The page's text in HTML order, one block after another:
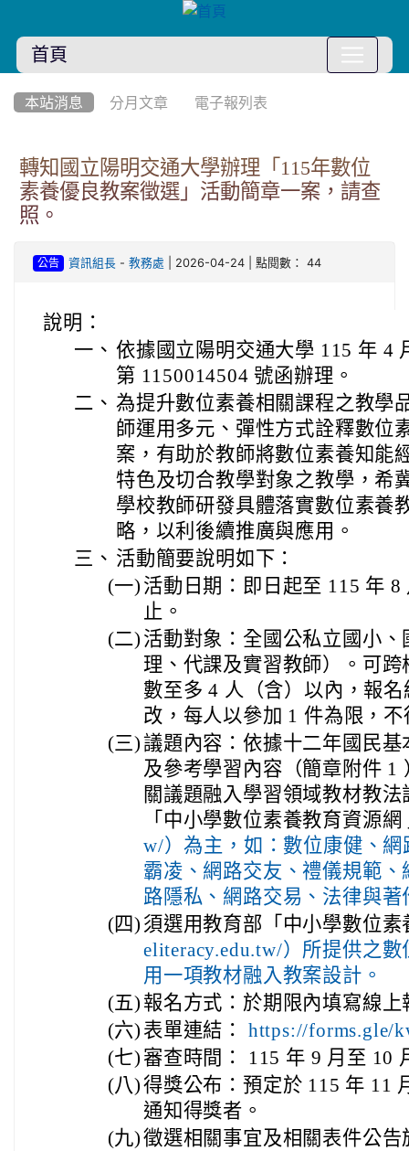
首頁
本站消息 分月文章 電子報列表
轉知國立陽明交通大學辦理「115年數位
素養優良教案徵選」活動簡章一案，請查
照。
公告 資訊組長- 教務處 | 2026-04-24 | 點閱數： 44
說明：
一、 依據國立陽明交通大學 115 年 4
第 1150014504 號函辦理。
二、 為提升數位素養相關課程之教學
師運用多元、彈性方式詮釋數位
案，有助於教師將數位素養知能
特色及切合教學對象之教學，希
學校教師研發具體落實數位素養
略，以利後續推廣與應用。
三、 活動簡要說明如下：
(一) 活動日期：即日起至 115 年
止。
(二) 活動對象：全國公私立國小
理、代課及實習教師）。可
數至多 4 人（含）以內，報
改，每人以參加 1 件為限，
(三)議題內容：依據十二年國民
及參考學習內容（簡章附件 1
關議題融入學習領域教材教
「中小學數位素養教育資源
w/）為主，如：數位康健、
霸凌、網路交友、禮儀規範
路隱私、網路交易、法律與
(四) 須選用教育部「中小學數位
eliteracy.edu.tw/）所提供之
用一項教材融入教案設計。
(五) 報名方式：於期限內填寫線
(六) 表單連結： https://forms.gle/
(七) 審查時間： 115 年 9 月至 10
(八)得獎公布：預定於 115 年 11
通知得獎者。
(九)徵選相關事宜及相關表件公